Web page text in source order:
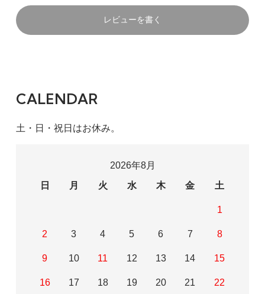
レビューを書く
CALENDAR
土・日・祝日はお休み。
2026年8月
日
月 火 水 木 金 土
1
2 3 4 5 6 7 8
9 10 11 12 13 14 15
16 17 18 19 20 21 22